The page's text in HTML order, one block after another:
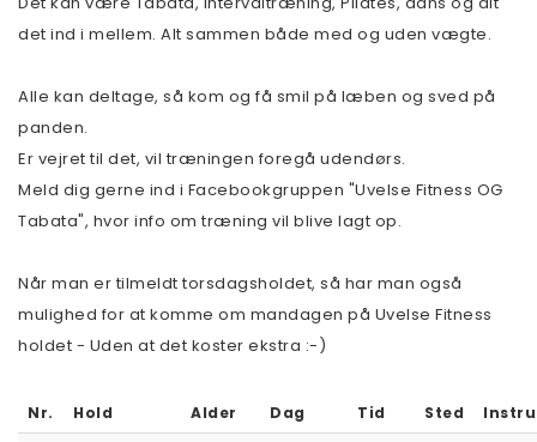
det ind i mellem. Alt sammen både med og uden vægte.
Alle kan deltage, så kom og få smil på læben og sved på
panden.
Er vejret til det, vil træningen foregå udendørs.
Meld dig gerne ind i Facebookgruppen "Uvelse Fitness OG
Tabata", hvor info om træning vil blive lagt op.
Når man er tilmeldt torsdagsholdet, så har man også
mulighed for at komme om mandagen på Uvelse Fitness
holdet - Uden at det koster ekstra :-)
Nr. Hold Alder Dag Tid Sted